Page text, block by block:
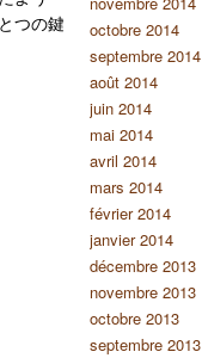
つの鍵
octobre 2014
septembre 2014
août 2014
juin 2014
mai 2014
avril 2014
mars 2014
février 2014
janvier 2014
décembre 2013
novembre 2013
octobre 2013
septembre 2013